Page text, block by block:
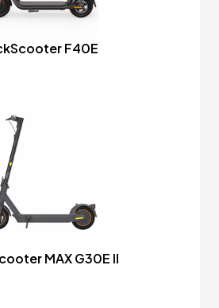
F40E
MAX G30E II